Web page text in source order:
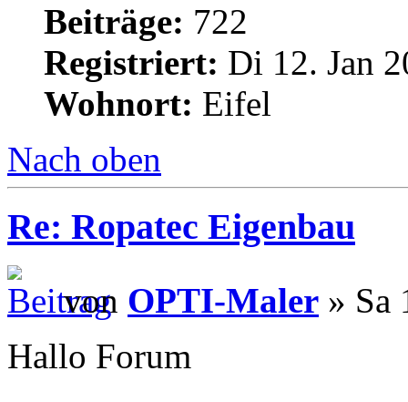
Beiträge: 722
Registriert: Di 12. Jan
Wohnort: Eifel
Nach oben
Re: Ropatec Eigenbau
von OPTI-Maler » Sa
Hallo Forum